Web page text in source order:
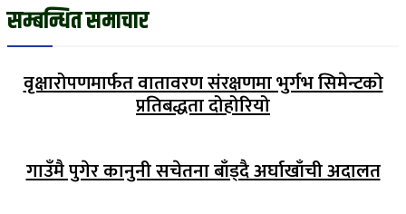
सम्बन्धित समाचार
वृक्षारोपणमार्फत वातावरण संरक्षणमा भुर्गभ सिमेन्टको
प्रतिबद्धता दोहोरियो
गाउँमै पुगेर कानुनी सचेतना बाँड्दै अर्घाखाँची अदालत